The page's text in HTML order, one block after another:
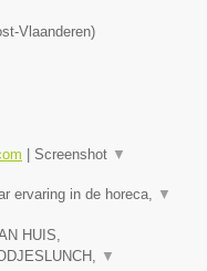
Vlaanderen)
Screenshot ▼
ervaring in de horeca, ▼
HUIS,
▼